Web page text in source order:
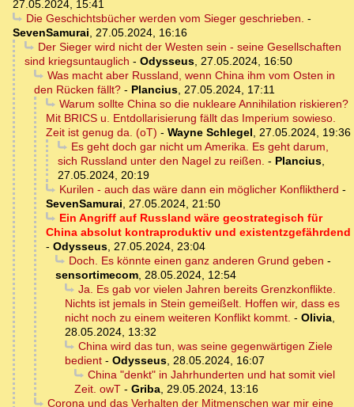
27.05.2024, 15:41
Die Geschichtsbücher werden vom Sieger geschrieben. -
SevenSamurai, 27.05.2024, 16:16
Der Sieger wird nicht der Westen sein - seine Gesellschaften
sind kriegsuntauglich - Odysseus, 27.05.2024, 16:50
Was macht aber Russland, wenn China ihm vom Osten in
den Rücken fällt? - Plancius, 27.05.2024, 17:11
Warum sollte China so die nukleare Annihilation riskieren?
Mit BRICS u. Entdollarisierung fällt das Imperium sowieso.
Zeit ist genug da. (oT) - Wayne Schlegel, 27.05.2024, 19:36
Es geht doch gar nicht um Amerika. Es geht darum,
sich Russland unter den Nagel zu reißen. - Plancius,
27.05.2024, 20:19
Kurilen - auch das wäre dann ein möglicher Konfliktherd -
SevenSamurai, 27.05.2024, 21:50
Ein Angriff auf Russland wäre geostrategisch für
China absolut kontraproduktiv und existentzgefährdend
- Odysseus, 27.05.2024, 23:04
Doch. Es könnte einen ganz anderen Grund geben -
sensortimecom, 28.05.2024, 12:54
Ja. Es gab vor vielen Jahren bereits Grenzkonflikte.
Nichts ist jemals in Stein gemeißelt. Hoffen wir, dass es
nicht noch zu einem weiteren Konflikt kommt. - Olivia,
28.05.2024, 13:32
China wird das tun, was seine gegenwärtigen Ziele
bedient - Odysseus, 28.05.2024, 16:07
China "denkt" in Jahrhunderten und hat somit viel
Zeit. owT - Griba, 29.05.2024, 13:16
Corona und das Verhalten der Mitmenschen war mir eine